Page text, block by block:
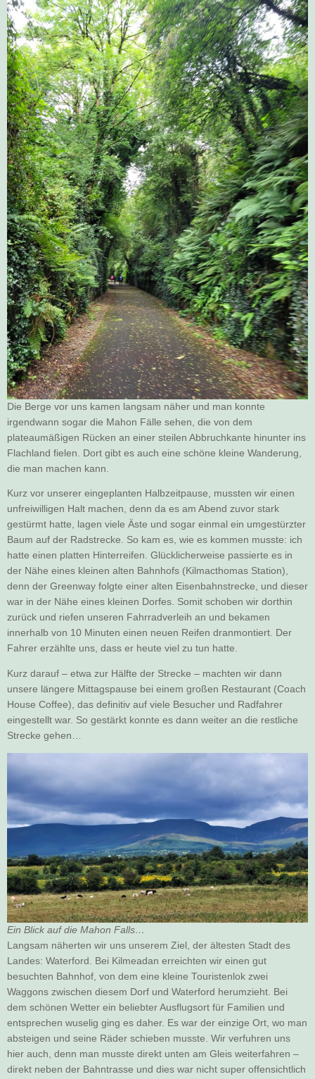
Die Berge vor uns kamen langsam näher und man konnte
irgendwann sogar die Mahon Fälle sehen, die von dem
plateaumäßigen Rücken an einer steilen Abbruchkante hinunter ins
Flachland fielen. Dort gibt es auch eine schöne kleine Wanderung,
die man machen kann.
Kurz vor unserer eingeplanten Halbzeitpause, mussten wir einen
unfreiwilligen Halt machen, denn da es am Abend zuvor stark
gestürmt hatte, lagen viele Äste und sogar einmal ein umgestürzter
Baum auf der Radstrecke. So kam es, wie es kommen musste: ich
hatte einen platten Hinterreifen. Glücklicherweise passierte es in
der Nähe eines kleinen alten Bahnhofs (Kilmacthomas Station),
denn der Greenway folgte einer alten Eisenbahnstrecke, und dieser
war in der Nähe eines kleinen Dorfes. Somit schoben wir dorthin
zurück und riefen unseren Fahrradverleih an und bekamen
innerhalb von 10 Minuten einen neuen Reifen dranmontiert. Der
Fahrer erzählte uns, dass er heute viel zu tun hatte.
Kurz darauf – etwa zur Hälfte der Strecke – machten wir dann
unsere längere Mittagspause bei einem großen Restaurant (Coach
House Coffee), das definitiv auf viele Besucher und Radfahrer
eingestellt war. So gestärkt konnte es dann weiter an die restliche
Strecke gehen…
Ein Blick auf die Mahon Falls…
Langsam näherten wir uns unserem Ziel, der ältesten Stadt des
Landes: Waterford. Bei Kilmeadan erreichten wir einen gut
besuchten Bahnhof, von dem eine kleine Touristenlok zwei
Waggons zwischen diesem Dorf und Waterford herumzieht. Bei
dem schönen Wetter ein beliebter Ausflugsort für Familien und
entsprechen wuselig ging es daher. Es war der einzige Ort, wo man
absteigen und seine Räder schieben musste. Wir verfuhren uns
hier auch, denn man musste direkt unten am Gleis weiterfahren –
direkt neben der Bahntrasse und dies war nicht super offensichtlich